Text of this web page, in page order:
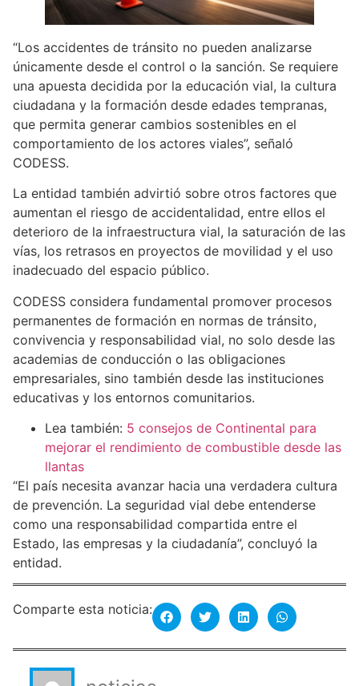
“Los accidentes de tránsito no pueden analizarse
únicamente desde el control o la sanción. Se requiere
una apuesta decidida por la educación vial, la cultura
ciudadana y la formación desde edades tempranas,
que permita generar cambios sostenibles en el
comportamiento de los actores viales”, señaló
CODESS.
La entidad también advirtió sobre otros factores que
aumentan el riesgo de accidentalidad, entre ellos el
deterioro de la infraestructura vial, la saturación de las
vías, los retrasos en proyectos de movilidad y el uso
inadecuado del espacio público.
CODESS considera fundamental promover procesos
permanentes de formación en normas de tránsito,
convivencia y responsabilidad vial, no solo desde las
academias de conducción o las obligaciones
empresariales, sino también desde las instituciones
educativas y los entornos comunitarios.
Lea también: 5 consejos de Continental para
mejorar el rendimiento de combustible desde las
llantas
“El país necesita avanzar hacia una verdadera cultura
de prevención. La seguridad vial debe entenderse
como una responsabilidad compartida entre el
Estado, las empresas y la ciudadanía”, concluyó la
entidad.
Comparte esta noticia: